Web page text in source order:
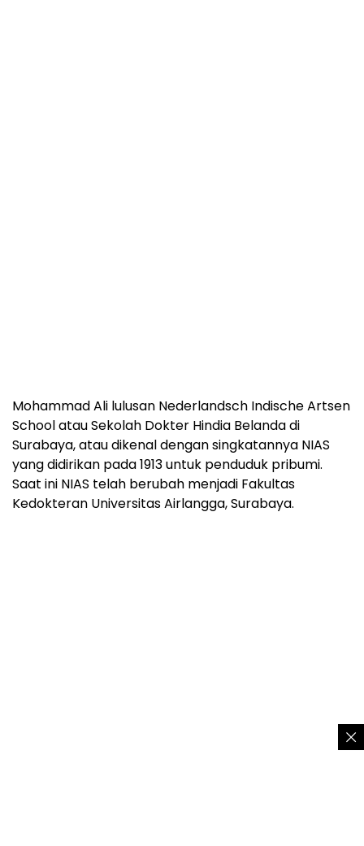
Mohammad Ali lulusan Nederlandsch Indische Artsen
School atau Sekolah Dokter Hindia Belanda di
Surabaya, atau dikenal dengan singkatannya NIAS
yang didirikan pada 1913 untuk penduduk pribumi.
Saat ini NIAS telah berubah menjadi Fakultas
Kedokteran Universitas Airlangga, Surabaya.